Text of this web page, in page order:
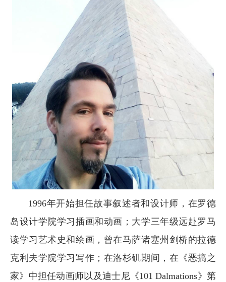
1996年开始担任故事叙述者和设计师，在罗德
岛设计学院学习插画和动画；大学三年级远赴罗马
读学习艺术史和绘画，曾在马萨诸塞州剑桥的拉德
克利夫学院学习写作；在洛杉矶期间，在《恶搞之
家》中担任动画师以及迪士尼《101 Dalmations》第